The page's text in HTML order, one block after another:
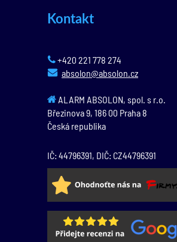
Kontakt
+420 221 778 274
absolon@absolon.cz
ALARM ABSOLON, spol. s r.o.
Březinova 9, 186 00 Praha 8
Česká republika
IČ: 44796391, DIČ: CZ44796391